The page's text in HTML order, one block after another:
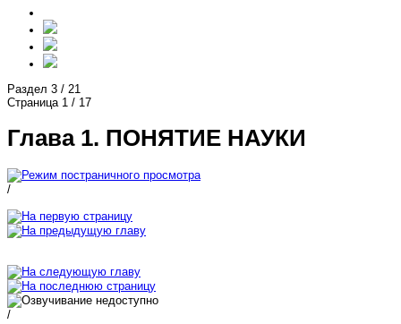
Раздел 3 / 21
Страница 1 / 17
Глава 1. ПОНЯТИЕ НАУКИ
/
/